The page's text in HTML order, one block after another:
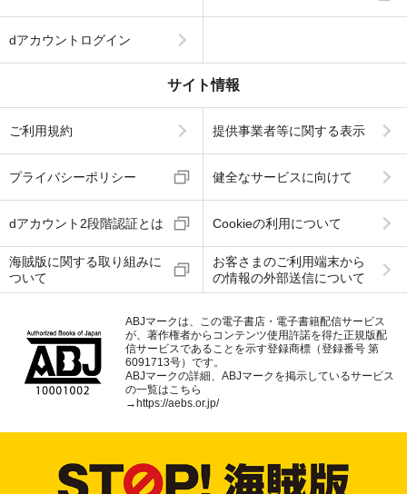
dアカウントログイン
サイト情報
ご利用規約 提供事業者等に関する表示
プライバシーポリシー 健全なサービスに向けて
dアカウント2段階認証とは Cookieの利用について
海賊版に関する取り組みに
ついて
お客さまのご利用端末から
の情報の外部送信について
ABJマークは、この電子書店・電子書籍配信サービス
が、著作権者からコンテンツ使用許諾を得た正規版配
信サービスであることを示す登録商標（登録番号 第
6091713号）です。
ABJマークの詳細、ABJマークを掲示しているサービス
の一覧はこちら
→ https://aebs.or.jp/